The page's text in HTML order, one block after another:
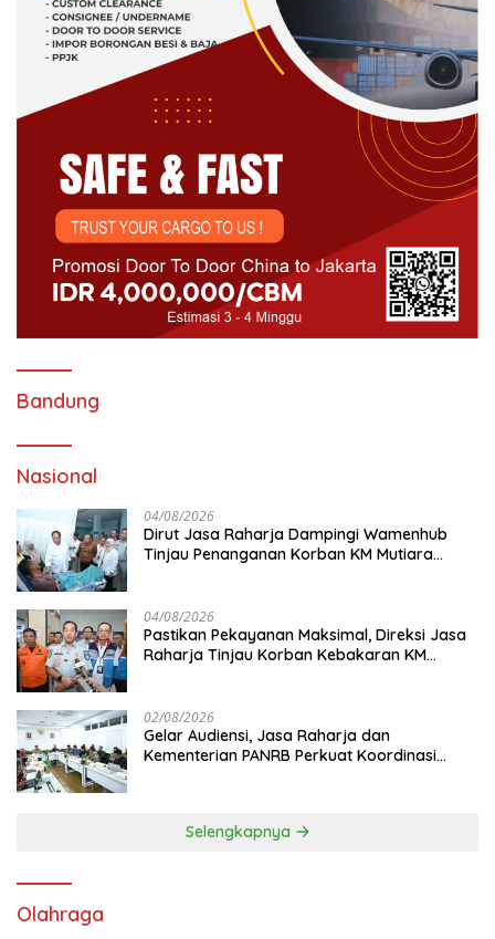
Bandung
Nasional
04/08/2026
Dirut Jasa Raharja Dampingi Wamenhub
Tinjau Penanganan Korban KM Mutiara
04/08/2026
Pastikan Pekayanan Maksimal, Direksi Jasa
Raharja Tinjau Korban Kebakaran KM
02/08/2026
Gelar Audiensi, Jasa Raharja dan
Kementerian PANRB Perkuat Koordinasi
Selengkapnya
Olahraga